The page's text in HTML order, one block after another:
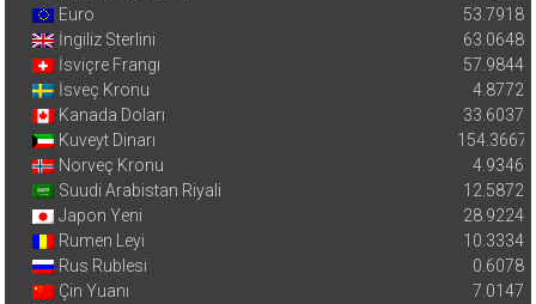
Euro
53.7918
İngiliz Sterlini
63.0648
İsviçre Frangı
57.9844
İsveç Kronu
4.8772
Kanada Doları
33.6037
Kuveyt Dinarı
154.3667
Norveç Kronu
4.9346
Suudi Arabistan Riyali
12.5872
Japon Yeni
28.9224
Rumen Leyi
10.3334
Rus Rublesi
0.6078
Çin Yuanı
7.0147